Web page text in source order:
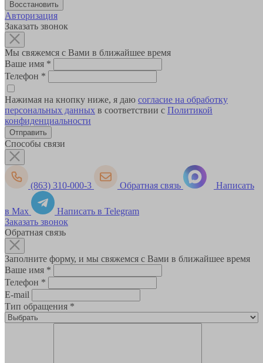
Авторизация
Заказать звонок
Мы свяжемся с Вами в ближайшее время
Ваше имя *
Телефон *
Нажимая на кнопку ниже, я даю согласие на обработку
персональных данных в соответствии с Политикой
конфиденциальности
Способы связи
(863) 310-000-3 Обратная связь Написать
в Max
Написать в Telegram
Заказать звонок
Обратная связь
Заполните форму, и мы свяжемся с Вами в ближайшее время
Ваше имя *
Телефон *
E-mail
Тип обращения *